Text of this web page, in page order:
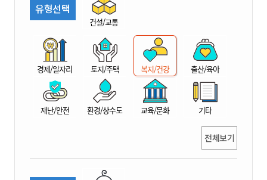
시
산
유형선택
건설/교통
경제/일자리 토지/주택 복지/건강 출산/육아
재난/안전 환경/상수도 교육/문화 기타
전체보기